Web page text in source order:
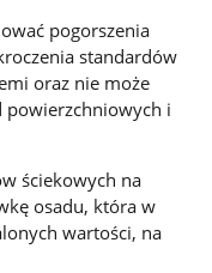
pogorszenia
standardów
oraz nie może
powierzchniowych i
ściekowych na
osadu, która w
wartości, na